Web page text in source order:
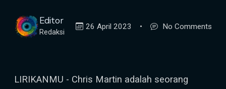
Editor
Redaksi
26 April 2023 • No Comments
LIRIKANMU - Chris Martin adalah seorang